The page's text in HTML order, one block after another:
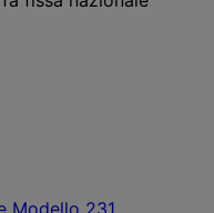
Modello 231